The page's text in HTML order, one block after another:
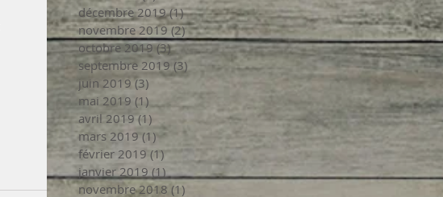
décembre 2019 (1)1 post
novembre 2019 (2)2 posts
octobre 2019 (3)3 posts
septembre 2019 (3) 3 posts
juin 2019 (3) 3 posts
mai 2019 (1) 1 post
avril 2019 (1) 1 post
mars 2019 (1)1 post
février 2019 (1)1 post
janvier 2019 (1)
novembre 2018 (1)